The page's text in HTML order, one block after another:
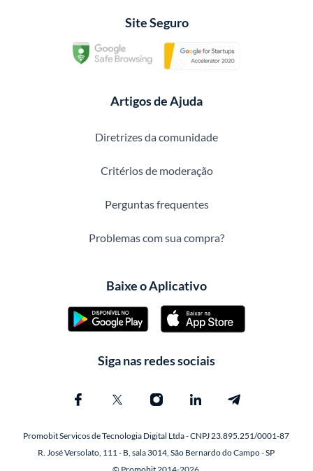
Site Seguro
Artigos de Ajuda
Diretrizes da comunidade
Critérios de moderação
Perguntas frequentes
Problemas com sua compra?
Baixe o Aplicativo
Siga nas redes sociais
Promobit Servicos de Tecnologia Digital Ltda - CNPJ 23.895.251/0001-87
R. José Versolato, 111 - B, sala 3014, São Bernardo do Campo - SP